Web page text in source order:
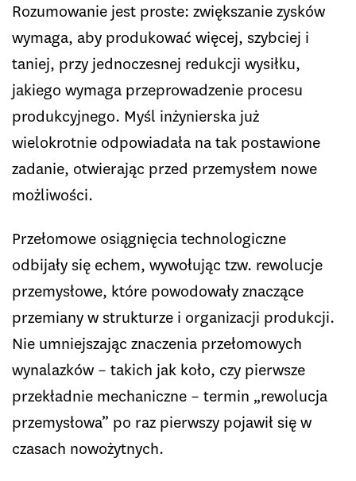
Rozumowanie jest proste: zwiększanie zysków
wymaga, aby produkować więcej, szybciej i
taniej, przy jednoczesnej redukcji wysiłku,
jakiego wymaga przeprowadzenie procesu
produkcyjnego. Myśl inżynierska już
wielokrotnie odpowiadała na tak postawione
zadanie, otwierając przed przemysłem nowe
możliwości.
Przełomowe osiągnięcia technologiczne
odbijały się echem, wywołując tzw. rewolucje
przemysłowe, które powodowały znaczące
przemiany w strukturze i organizacji produkcji.
Nie umniejszając znaczenia przełomowych
wynalazków – takich jak koło, czy pierwsze
przekładnie mechaniczne – termin „rewolucja
przemysłowa” po raz pierwszy pojawił się w
czasach nowożytnych.